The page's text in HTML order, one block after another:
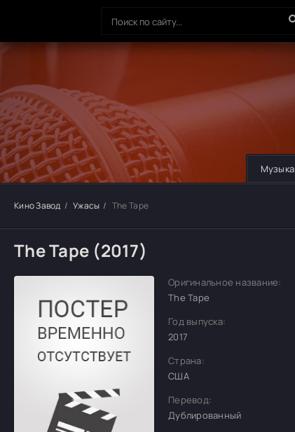
Музыка
Кино Завод Ужасы The Tape
The Tape (2017)
Оригинальное название:
The Tape
Год выпуска:
2017
Страна:
США
Перевод:
Дублированный